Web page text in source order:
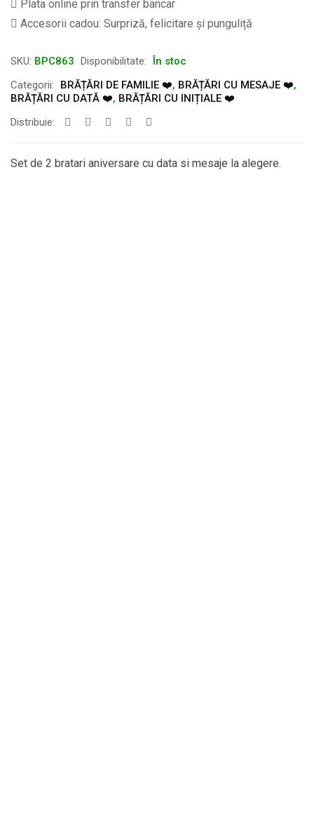
Plata online prin transfer bancar
Accesorii cadou: Surpriză, felicitare și punguliță
SKU: BPC863 Disponibilitate: În stoc
Categorii:
BRĂȚĂRI DE FAMILIE ❤️, BRĂȚĂRI CU MESAJE ❤️,
BRĂȚĂRI CU DATĂ ❤️, BRĂȚĂRI CU INIȚIALE ❤️
Distribuie:
Set de 2 bratari aniversare cu data si mesaje la alegere.